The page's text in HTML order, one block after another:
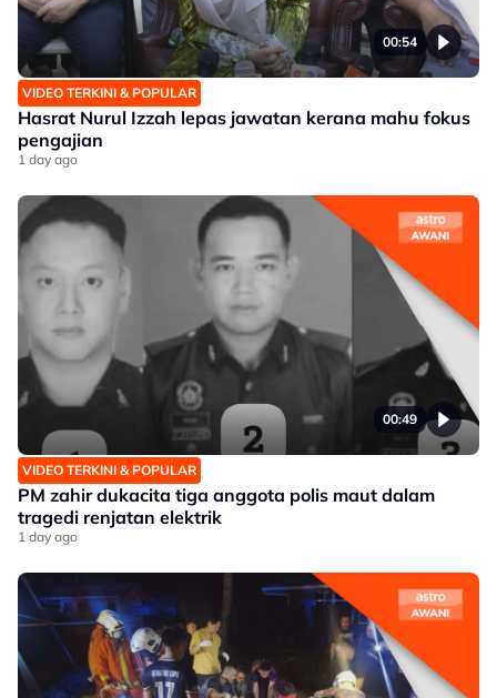
00:54
VIDEO TERKINI & POPULAR
Hasrat Nurul Izzah lepas jawatan kerana mahu fokus
pengajian
1 day ago
00:49
VIDEO TERKINI & POPULAR
PM zahir dukacita tiga anggota polis maut dalam
tragedi renjatan elektrik
1 day ago